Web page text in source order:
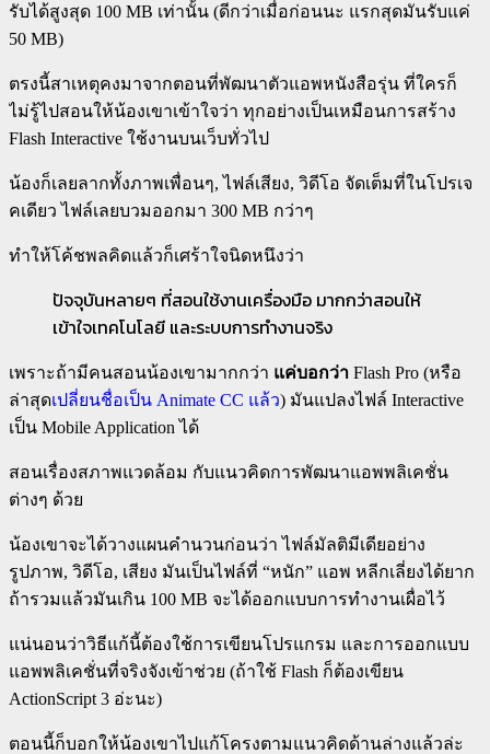
รับได้สูงสุด 100 MB เท่านั้น (ดีกว่าเมื่อก่อนนะ แรกสุดมันรับแค่
50 MB)
ตรงนี้สาเหตุคงมาจากตอนที่พัฒนาตัวแอพหนังสือรุ่น ที่ใครก็
ไม่รู้ไปสอนให้น้องเขาเข้าใจว่า ทุกอย่างเป็นเหมือนการสร้าง
Flash Interactive ใช้งานบนเว็บทั่วไป
น้องก็เลยลากทั้งภาพเพื่อนๆ, ไฟล์เสียง, วิดีโอ จัดเต็มที่ในโปรเจ
คเดียว ไฟล์เลยบวมออกมา 300 MB กว่าๆ
ทำให้โค้ชพลคิดแล้วก็เศร้าใจนิดหนึงว่า
ปัจจุบันหลายๆ ที่สอนใช้งานเครื่องมือ มากกว่าสอนให้
เข้าใจเทคโนโลยี และระบบการทำงานจริง
เพราะถ้ามีคนสอนน้องเขามากกว่า แค่บอกว่า Flash Pro (หรือ
ล่าสุดเปลี่ยนชื่อเป็น Animate CC แล้ว) มันแปลงไฟล์ Interactive
เป็น Mobile Application ได้
สอนเรื่องสภาพแวดล้อม กับแนวคิดการพัฒนาแอพพลิเคชั่น
ต่างๆ ด้วย
น้องเขาจะได้วางแผนคำนวนก่อนว่า ไฟล์มัลติมีเดียอย่าง
รูปภาพ, วิดีโอ, เสียง มันเป็นไฟล์ที่ “หนัก” แอพ หลีกเลี่ยงได้ยาก
ถ้ารวมแล้วมันเกิน 100 MB จะได้ออกแบบการทำงานเผื่อไว้
แน่นอนว่าวิธีแก้นี้ต้องใช้การเขียนโปรแกรม และการออกแบบ
แอพพลิเคชั่นที่จริงจังเข้าช่วย (ถ้าใช้ Flash ก็ต้องเขียน
ActionScript 3 อ่ะนะ)
ตอนนี้ก็บอกให้น้องเขาไปแก้โครงตามแนวคิดด้านล่างแล้วล่ะ